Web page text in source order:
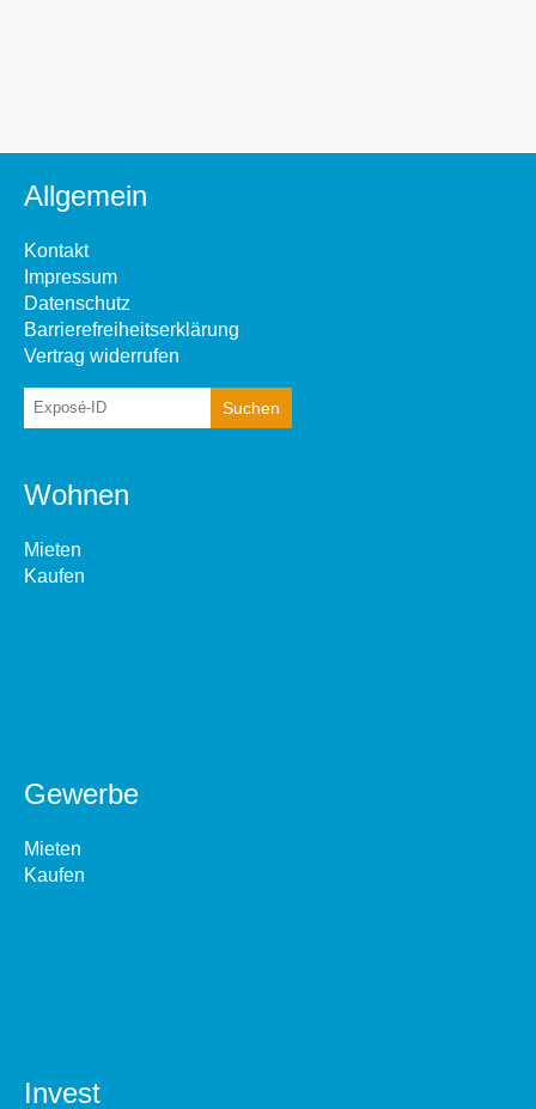
Allgemein
Kontakt
Impressum
Datenschutz
Barrierefreiheitserklärung
Vertrag widerrufen
Wohnen
Mieten
Kaufen
Gewerbe
Mieten
Kaufen
Invest